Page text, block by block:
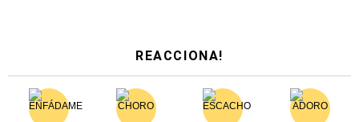
REACCIONA!